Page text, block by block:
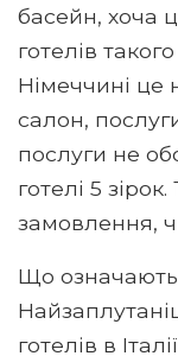
басейн, хоча
готелів
Німеччині це
салон,
послуги не
готелі 5
замовлення,
Що означають
готелів в